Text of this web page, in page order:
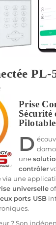
PL-
Prise
Sécurité
D
une
contrôler
via une
universelle
ports USB
? Son